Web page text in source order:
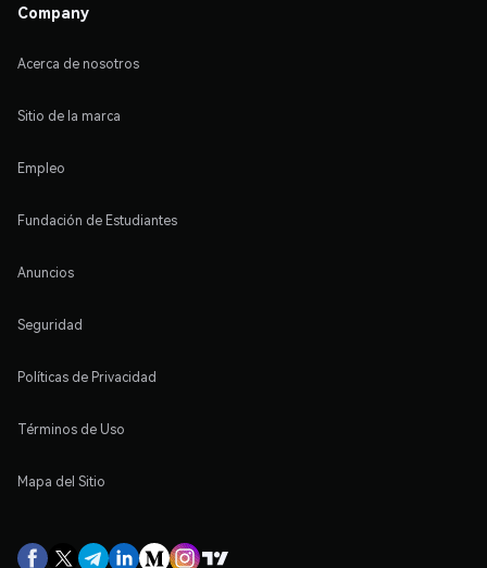
Company
Acerca de nosotros
Sitio de la marca
Empleo
Fundación de Estudiantes
Anuncios
Seguridad
Políticas de Privacidad
Términos de Uso
Mapa del Sitio